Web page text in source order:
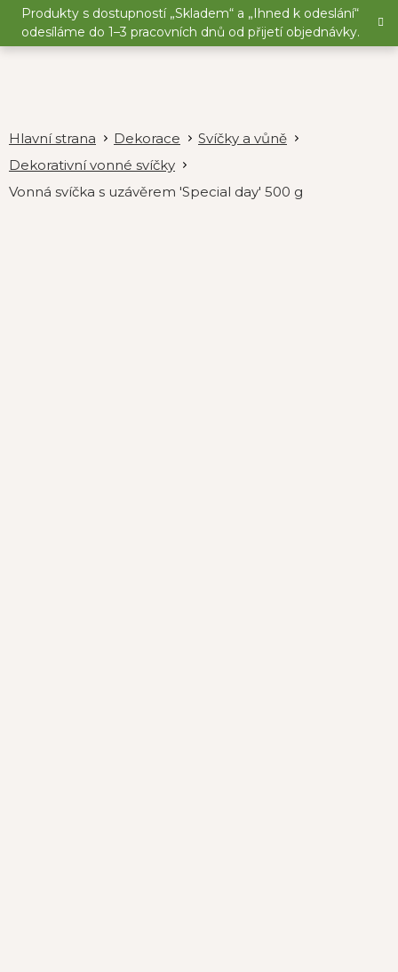
Přejít
obsah
Produkty s dostupností „Skladem“ a „Ihned k odeslání“
odesíláme do 1–3 pracovních dnů od přijetí objednávky.
Dekorace
Svíčky a vůně
Dekorativní vonné svíčky
Vonná svíčka s uzávěrem 'Special day' 500 g